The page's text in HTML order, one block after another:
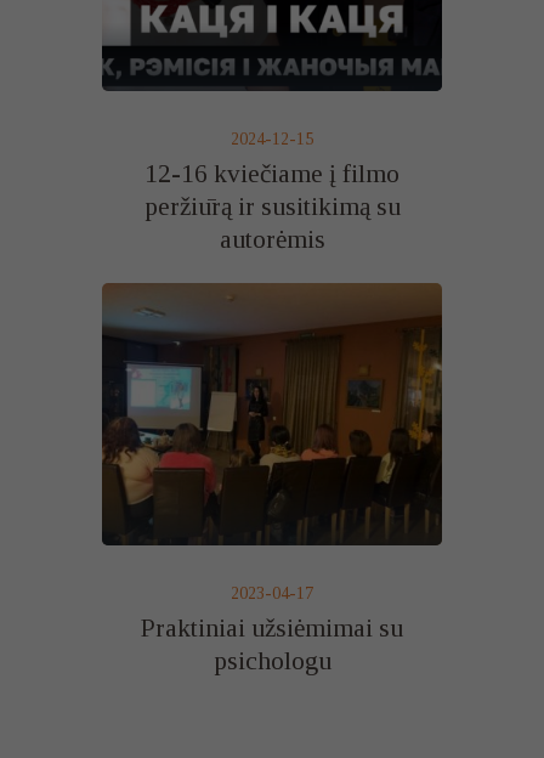
2024-12-15
12-16 kviečiame į filmo
peržiūrą ir susitikimą su
autorėmis
2023-04-17
Praktiniai užsiėmimai su
psichologu